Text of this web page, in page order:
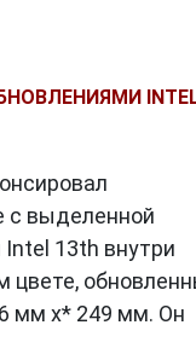
с выделенной
13th внутри
цвете,
мм x* 249 мм. Он